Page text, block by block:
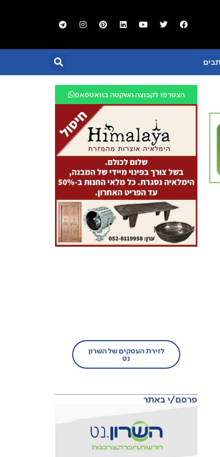
הצטרפו לקבוצה השקטה בוואטסאפ
לזירת העסקים של השרון
נט
פרסם/י באתר